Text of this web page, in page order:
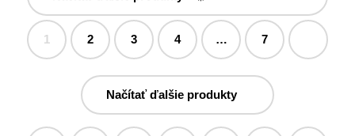
1 2 3 4 … 7
Načítať ďalšie produkty